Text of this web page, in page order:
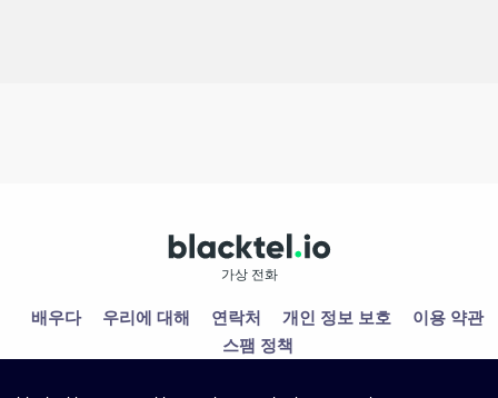
가상 전화
배우다 우리에 대해 연락처 개인 정보 보호
이용 약관
스팸 정책